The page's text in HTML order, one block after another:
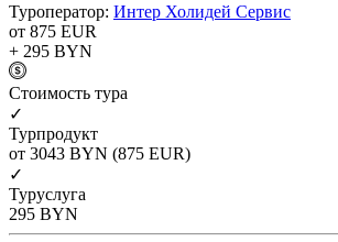
Туроператор: Интер Холидей Сервис
от 875 EUR
+ 295 BYN
Cтоимость тура
✓
Турпродукт
от 3043 BYN (875 EUR)
✓
Туруслуга
295 BYN